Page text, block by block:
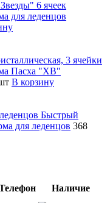
для леденцов
Пасха "ХВ"
В корзину
Быстрый
для леденцов 368
Наличие